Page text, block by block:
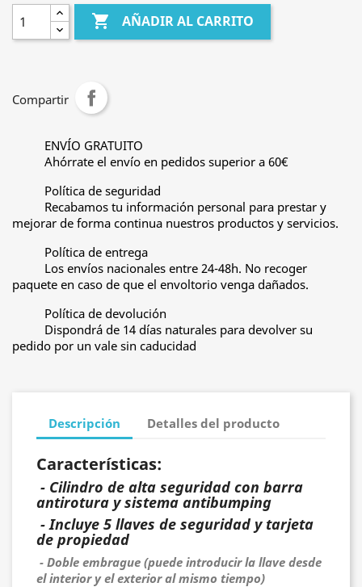
 AÑADIR AL CARRITO
Compartir
ENVÍO GRATUITO
Ahórrate el envío en pedidos superior a 60€
Política de seguridad
Recabamos tu información personal para prestar y
mejorar de forma continua nuestros productos y servicios.
Política de entrega
Los envíos nacionales entre 24-48h. No recoger
paquete en caso de que el envoltorio venga dañados.
Política de devolución
Dispondrá de 14 días naturales para devolver su
pedido por un vale sin caducidad
Descripción Detalles del producto
Características:
- Cilindro de alta seguridad con barra
antirotura y sistema antibumping
- Incluye 5 llaves de seguridad y tarjeta
de propiedad
- Doble embrague (puede introducir la llave desde
el interior y el exterior al mismo tiempo)